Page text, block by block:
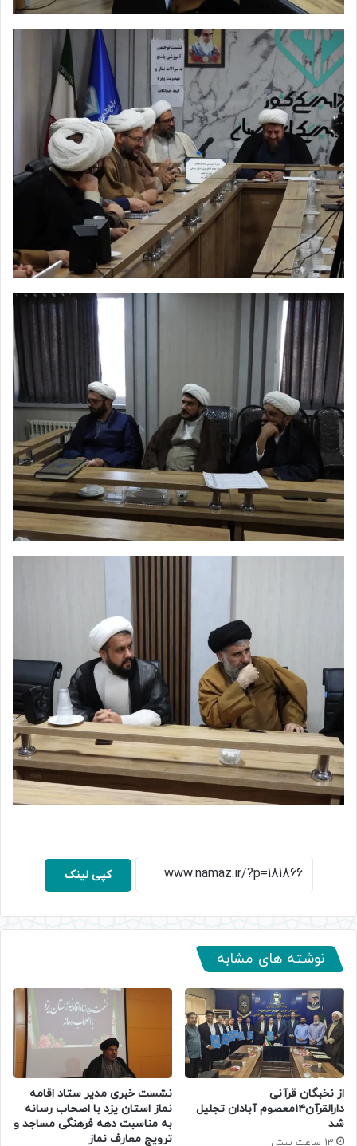
کپی لینک
نوشته های مشابه
از نخبگان قرآنی
دارالقرآن۱۴معصوم آبادان تجلیل
شد
13 ساعت پیش
نشست خبری مدیر ستاد اقامه
نماز استان یزد با اصحاب رسانه
به مناسبت دهه فرهنگی مساجد و
ترویج معارف نماز